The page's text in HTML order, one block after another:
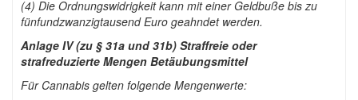
(4) Die Ordnungswidrigkeit kann mit einer Geldbuße bis zu
fünfundzwanzigtausend Euro geahndet werden.
Anlage IV (zu § 31a und 31b) Straffreie oder
strafreduzierte Mengen Betäubungsmittel
Für Cannabis gelten folgende Mengenwerte: